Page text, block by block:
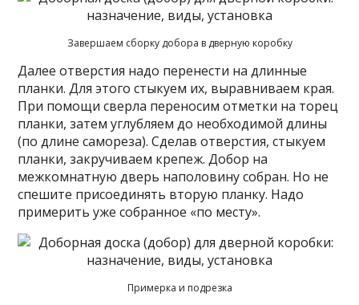
Завершаем сборку добора в дверную коробку
Далее отверстия надо перенести на длинные
планки. Для этого стыкуем их, выравниваем края.
При помощи сверла переносим отметки на торец
планки, затем углубляем до необходимой длины
(по длине самореза). Сделав отверстия, стыкуем
планки, закручиваем крепеж. Добор на
межкомнатную дверь наполовину собран. Но не
спешите присоединять вторую планку. Надо
примерить уже собранное «по месту».
Примерка и подрезка